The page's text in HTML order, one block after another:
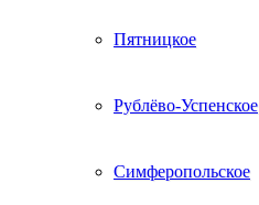
Пятницкое
Рублёво-Успенское
Симферопольское